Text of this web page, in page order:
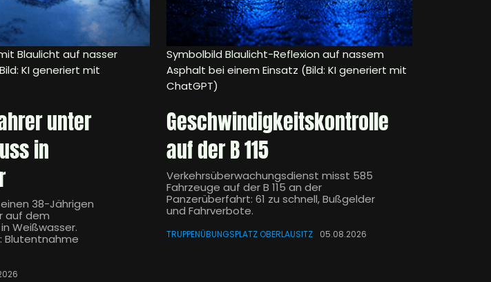
Blaulicht auf nasser
KI generiert mit
unter
in
38-Jährigen
auf dem
Weißwasser.
Blutentnahme
Symbolbild Blaulicht-Reflexion auf nassem
Asphalt bei einem Einsatz (Bild: KI generiert mit
ChatGPT)
Geschwindigkeitskontrolle
auf der B 115
Verkehrsüberwachungsdienst misst 585
Fahrzeuge auf der B 115 an der
Panzerüberfahrt: 61 zu schnell, Bußgelder
und Fahrverbote.
TRUPPENÜBUNGSPLATZ OBERLAUSITZ 05.08.2026